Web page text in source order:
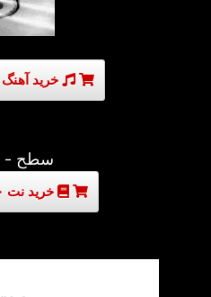
خرید آهنگ ۱۵۰۰۰ تومان
سطح -
خرید نت ۳۰۰۰۰ تومان